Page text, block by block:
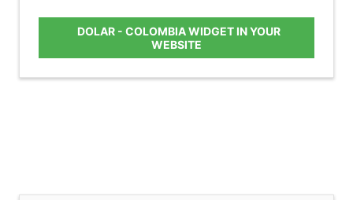
DOLAR - COLOMBIA WIDGET IN YOUR
WEBSITE